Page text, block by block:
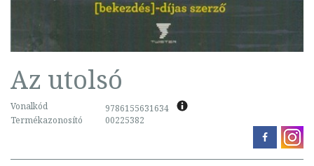
Az utolsó
Vonalkód
9786155631634
Termékazonosító
00225382